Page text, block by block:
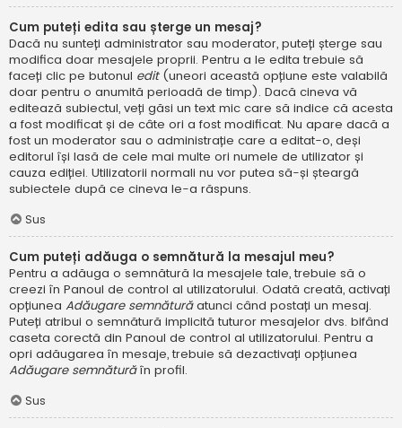
Cum puteți edita sau șterge un mesaj?
Dacă nu sunteți administrator sau moderator, puteți șterge sau
modifica doar mesajele proprii. Pentru a le edita trebuie să
faceți clic pe butonul edit (uneori această opțiune este valabilă
doar pentru o anumită perioadă de timp). Dacă cineva vă
editează subiectul, veți găsi un text mic care să indice că acesta
a fost modificat și de câte ori a fost modificat. Nu apare dacă a
fost un moderator sau o administrație care a editat-o, deși
editorul își lasă de cele mai multe ori numele de utilizator și
cauza ediției. Utilizatorii normali nu vor putea să-și șteargă
subiectele după ce cineva le-a răspuns.
Sus
Cum puteți adăuga o semnătură la mesajul meu?
Pentru a adăuga o semnătură la mesajele tale, trebuie să o
creezi în Panoul de control al utilizatorului. Odată creată, activați
opțiunea Adăugare semnăturăatunci când postați un mesaj.
Puteți atribui o semnătură implicită tuturor mesajelor dvs. bifând
caseta corectă din Panoul de control al utilizatorului. Pentru a
opri adăugarea în mesaje, trebuie să dezactivați opțiunea
Adăugare semnăturăîn profil.
Sus